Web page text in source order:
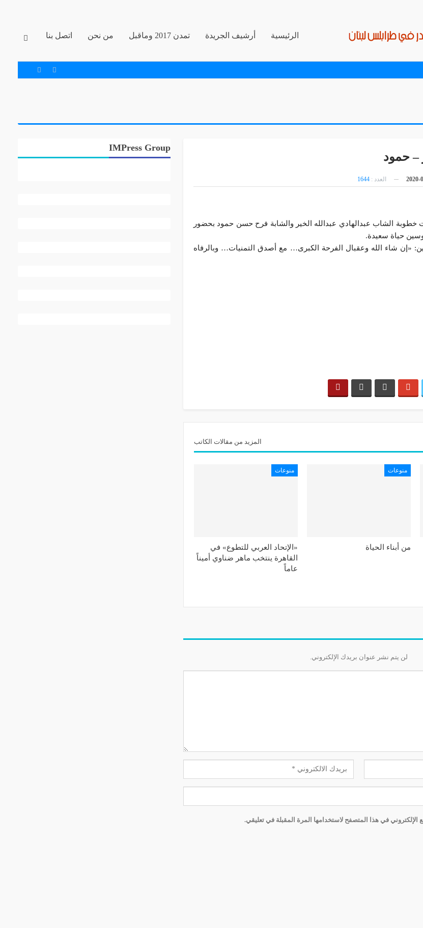
الرئيسية أرشيف الجريدة تمدن 2017 وماقبل من نحن اتصل بنا
– حمود
العدد : 1644
الشاب عبدالهادي عبدالله الخير والشابة فرح حسن حمود بحضور
حياة سعيدة.
«إن شاء الله وعقبال الفرحة الكبرى… مع أصدق التمنيات… وبالرفاه
المزيد من مقالات الكاتب
منوعات
من أبناء الحياة
منوعات
«الإتحاد العربي للتطوع» في
القاهرة ينتخب ماهر ضناوي أميناً
عاماً
لن يتم نشر عنوان بريدك الإلكتروني.
الإلكتروني في هذا المتصفح لاستخدامها المرة المقبلة في تعليقي.
IMPress Group